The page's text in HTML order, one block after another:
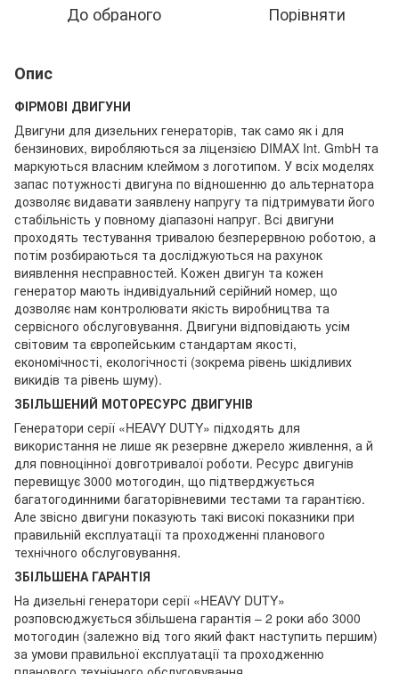
До обраного Порівняти
Опис
ФІРМОВІ ДВИГУНИ
Двигуни для дизельних генераторів, так само як і для
бензинових, виробляються за ліцензією DIMAX Int. GmbH та
маркуються власним клеймом з логотипом. У всіх моделях
запас потужності двигуна по відношенню до альтернатора
дозволяє видавати заявлену напругу та підтримувати його
стабільність у повному діапазоні напруг. Всі двигуни
проходять тестування тривалою безперервною роботою, а
потім розбираються та досліджуються на рахунок
виявлення несправностей. Кожен двигун та кожен
генератор мають індивідуальний серійний номер, що
дозволяє нам контролювати якість виробництва та
сервісного обслуговування. Двигуни відповідають усім
світовим та європейським стандартам якості,
економічності, екологічності (зокрема рівень шкідливих
викидів та рівень шуму).
ЗБІЛЬШЕНИЙ МОТОРЕСУРС ДВИГУНІВ
Генератори серії «HEAVY DUTY» підходять для
використання не лише як резервне джерело живлення, а й
для повноцінної довготривалої роботи. Ресурс двигунів
перевищує 3000 мотогодин, що підтверджується
багатогодинними багаторівневими тестами та гарантією.
Але звісно двигуни показують такі високі показники при
правильній експлуатації та проходженні планового
технічного обслуговування.
ЗБІЛЬШЕНА ГАРАНТІЯ
На дизельні генератори серії «HEAVY DUTY»
розповсюджується збільшена гарантія – 2 роки або 3000
мотогодин (залежно від того який факт наступить першим)
за умови правильної експлуатації та проходженню